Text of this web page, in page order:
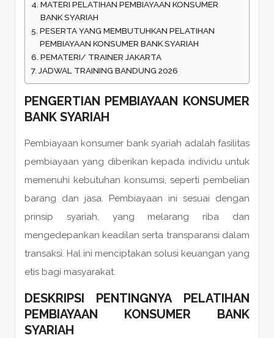
MATERI PELATIHAN PEMBIAYAAN KONSUMER
BANK SYARIAH
PESERTA YANG MEMBUTUHKAN PELATIHAN
PEMBIAYAAN KONSUMER BANK SYARIAH
PEMATERI/ TRAINER JAKARTA
JADWAL TRAINING BANDUNG 2026
PENGERTIAN PEMBIAYAAN KONSUMER
BANK SYARIAH
Pembiayaan konsumer bank syariah adalah fasilitas
pembiayaan yang diberikan kepada individu untuk
memenuhi kebutuhan konsumsi, seperti pembelian
barang dan jasa. Pembiayaan ini sesuai dengan
prinsip syariah, yang melarang riba dan
mengedepankan keadilan serta transparansi dalam
transaksi. Hal ini menciptakan solusi keuangan yang
etis bagi masyarakat.
DESKRIPSI PENTINGNYA PELATIHAN
PEMBIAYAAN KONSUMER BANK
SYARIAH